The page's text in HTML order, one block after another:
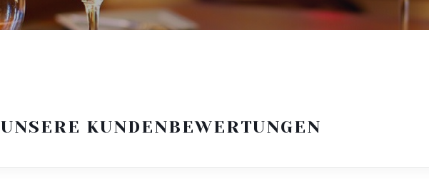
UNSERE KUNDENBEWERTUNGEN